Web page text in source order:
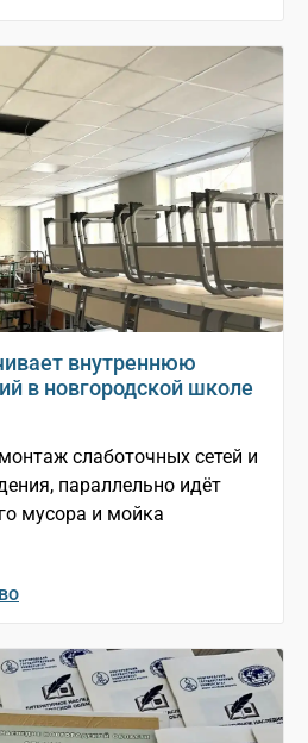
внутреннюю
в новгородской школе
слаботочных сетей и
параллельно идёт
мусора и мойка